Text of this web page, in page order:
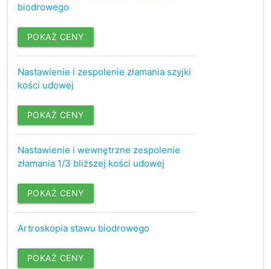
biodrowego
POKAŻ CENY
Nastawienie i zespolenie złamania szyjki
kości udowej
POKAŻ CENY
Nastawienie i wewnętrzne zespolenie
złamania 1/3 bliższej kości udowej
POKAŻ CENY
Artroskopia stawu biodrowego
POKAŻ CENY